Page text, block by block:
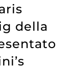
della